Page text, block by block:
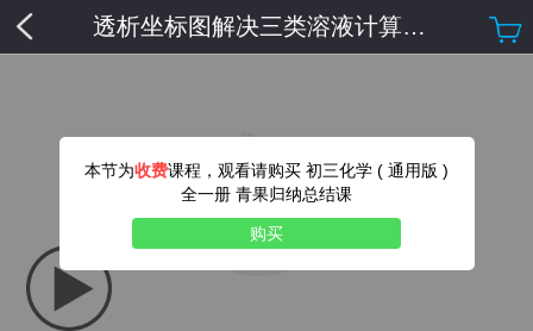
透析坐标图解决三类溶液计算综合题“下降型”（上）
本节为收费课程，观看请购买 初三化学 ( 通用版 )
全一册 青果归纳总结课
购买